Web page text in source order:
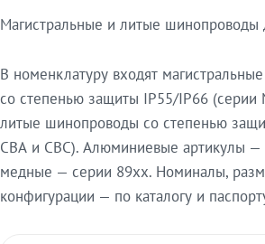
Магистральные и литые шинопроводы
В номенклатуру входят
со степенью защиты IP55/IP66
литые шинопроводы со степенью
СВА и СВС). Алюминиевые артикулы —
медные — серии 89xx. Номиналы,
конфигурации — по каталогу и